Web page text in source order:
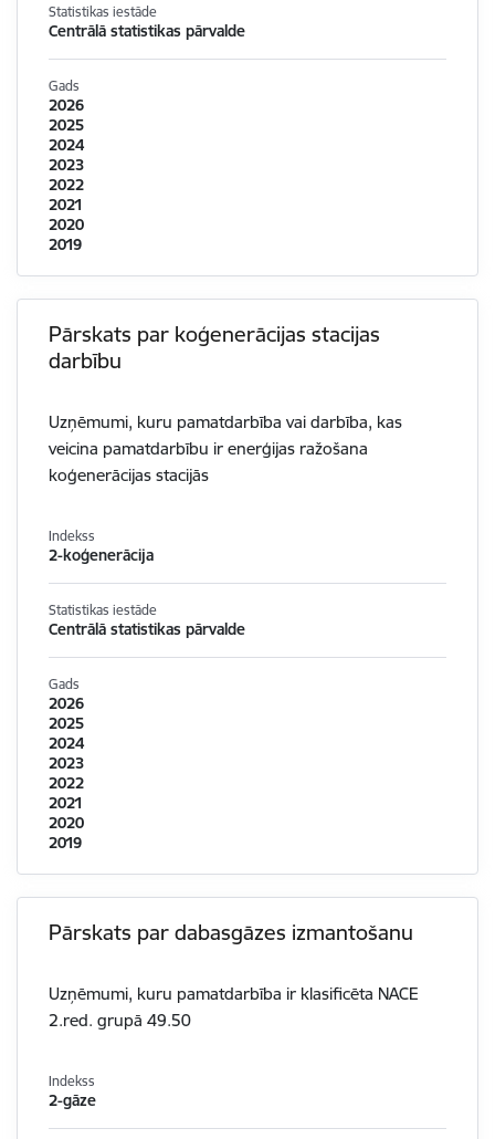
Statistikas iestāde
Centrālā statistikas pārvalde
Gads
2026
2025
2024
2023
2022
2021
2020
2019
Pārskats par koģenerācijas stacijas
darbību
Uzņēmumi, kuru pamatdarbība vai darbība, kas
veicina pamatdarbību ir enerģijas ražošana
koģenerācijas stacijās
Indekss
2-koģenerācija
Statistikas iestāde
Centrālā statistikas pārvalde
Gads
2026
2025
2024
2023
2022
2021
2020
2019
Pārskats par dabasgāzes izmantošanu
Uzņēmumi, kuru pamatdarbība ir klasificēta NACE
2.red. grupā 49.50
Indekss
2-gāze